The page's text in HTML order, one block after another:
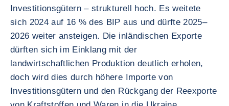
Investitionsgütern – strukturell hoch. Es weitete
sich 2024 auf 16 % des BIP aus und dürfte 2025–
2026 weiter ansteigen. Die inländischen Exporte
dürften sich im Einklang mit der
landwirtschaftlichen Produktion deutlich erholen,
doch wird dies durch höhere Importe von
Investitionsgütern und den Rückgang der Reexporte